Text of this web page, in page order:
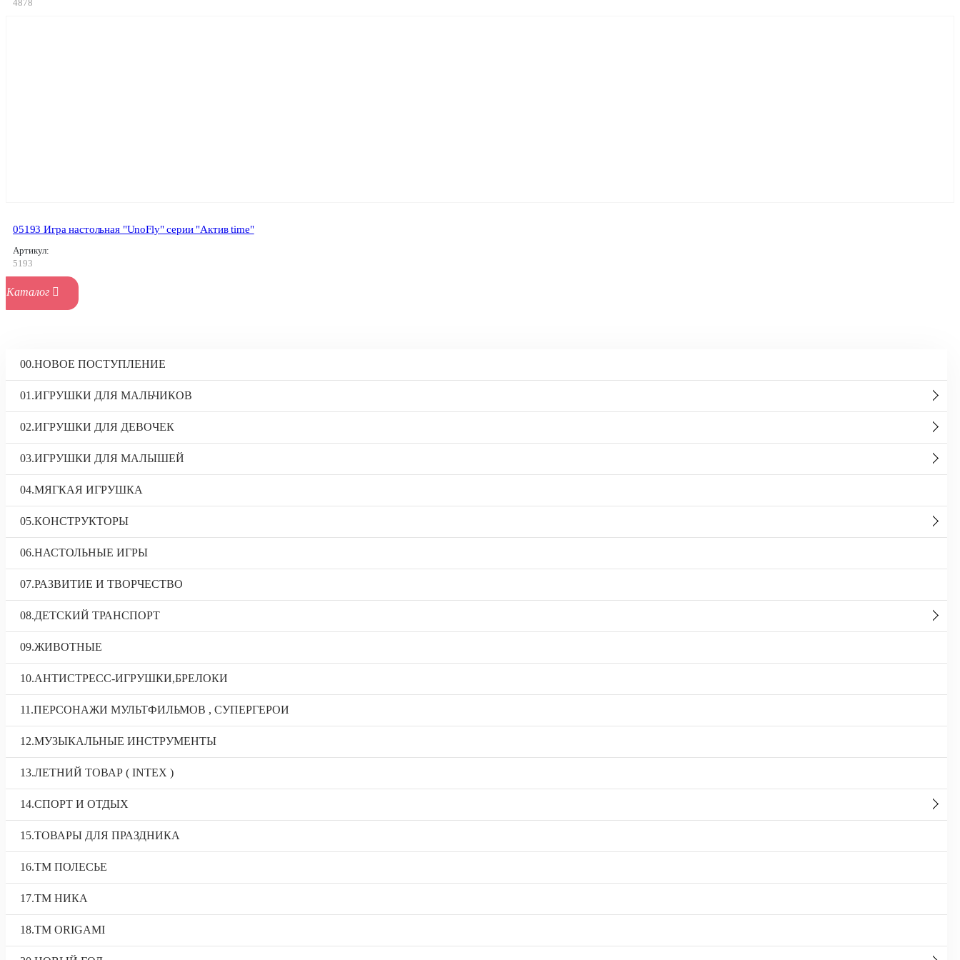
4878
05193 Игра настольная "UnoFly" серии "Актив time"
Артикул:
5193
00.НОВОЕ ПОСТУПЛЕНИЕ
01.ИГРУШКИ ДЛЯ МАЛЬЧИКОВ
02.ИГРУШКИ ДЛЯ ДЕВОЧЕК
03.ИГРУШКИ ДЛЯ МАЛЫШЕЙ
04.МЯГКАЯ ИГРУШКА
05.КОНСТРУКТОРЫ
06.НАСТОЛЬНЫЕ ИГРЫ
07.РАЗВИТИЕ И ТВОРЧЕСТВО
08.ДЕТСКИЙ ТРАНСПОРТ
09.ЖИВОТНЫЕ
10.АНТИСТРЕСС-ИГРУШКИ,БРЕЛОКИ
11.ПЕРСОНАЖИ МУЛЬТФИЛЬМОВ , СУПЕРГЕРОИ
12.МУЗЫКАЛЬНЫЕ ИНСТРУМЕНТЫ
13.ЛЕТНИЙ ТОВАР ( INTEX )
14.СПОРТ И ОТДЫХ
15.ТОВАРЫ ДЛЯ ПРАЗДНИКА
16.ТМ ПОЛЕСЬЕ
17.ТМ НИКА
18.TM ORIGAMI